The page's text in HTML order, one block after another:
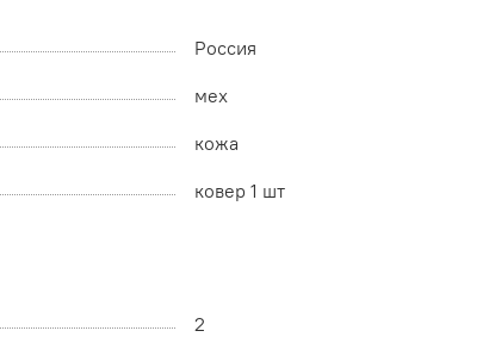
Россия
мех
кожа
ковер 1 шт
2